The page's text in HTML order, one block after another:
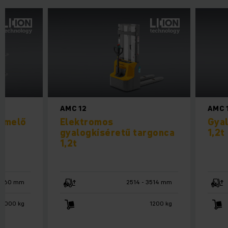
AMC 12
Elektromos
gyalogkíséretű targonca
1,2t
2514 - 3514 mm
1200 kg
AMC
1,2t
mm
2000 kg